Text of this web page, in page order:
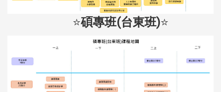
⭐碩專班(台東班)⭐